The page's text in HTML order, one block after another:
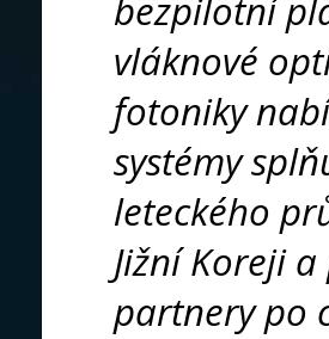
bezpilotní
vláknové
fotoniky
systémy
leteckého
Jižní Koreji
partnery po